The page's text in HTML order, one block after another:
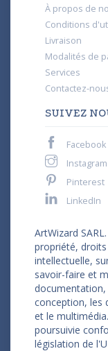
À propos de
Conditions
Livraison
Modalités de
Services
Contactez-
SUIVEZ
Facebook
Instagram
Pinterest
LinkedIn
ArtWizard
propriété,
intellectuelle,
savoir-faire et
documentation,
conception, les
et le
poursuivie
législation de